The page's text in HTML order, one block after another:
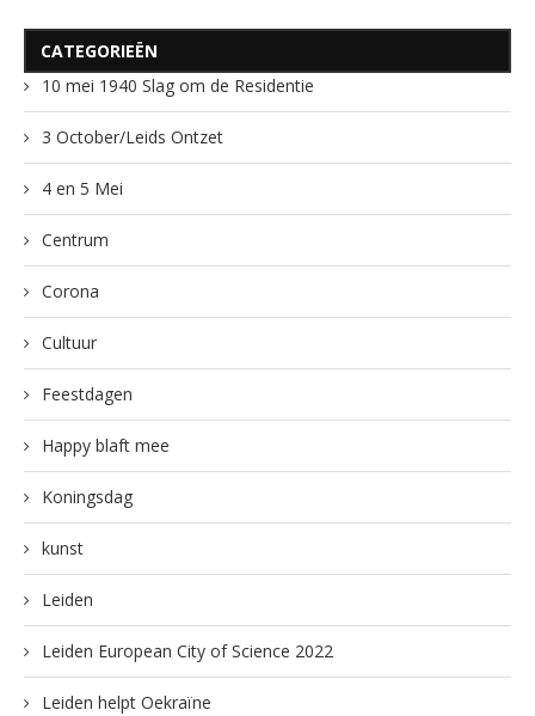
CATEGORIEËN
10 mei 1940 Slag om de Residentie
3 October/Leids Ontzet
4 en 5 Mei
Centrum
Corona
Cultuur
Feestdagen
Happy blaft mee
Koningsdag
kunst
Leiden
Leiden European City of Science 2022
Leiden helpt Oekraïne